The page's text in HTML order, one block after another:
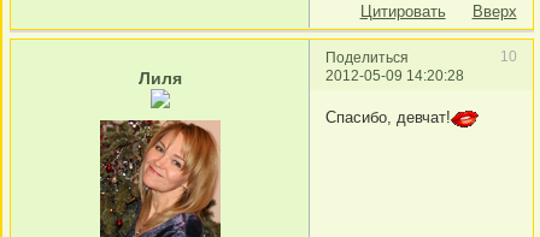
Цитировать Вверх
Поделиться
10
2012-05-09 14:20:28
Лиля
Спасибо, девчат!